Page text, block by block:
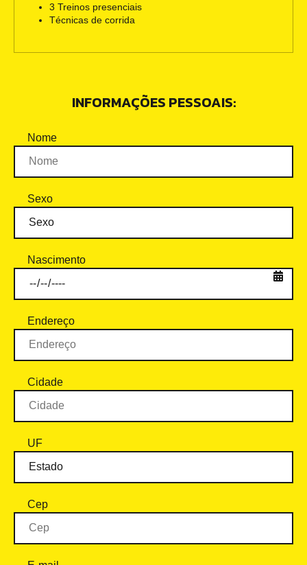
3 Treinos presenciais
Técnicas de corrida
INFORMAÇÕES PESSOAIS:
Nome
Sexo
Nascimento
Endereço
Cidade
UF
Cep